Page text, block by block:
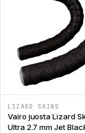
LIZARD SKINS
Vairo juosta Lizard
Ultra 2.7 mm Jet